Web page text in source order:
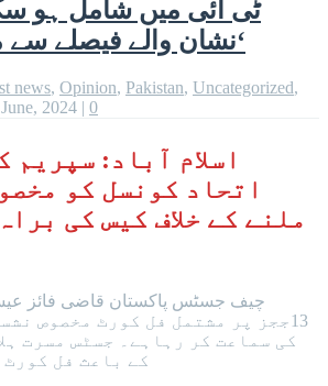
ٹی آئی میں شامل ہو
نشان والے فیصلے سے مس گائیڈکیاگیا‘
news, Opinion, Pakistan, Uncategorized,
2024 | 0
اسلام آباد: سپریم
اتحاد کونسل کو
ملنے کے خلاف کیس کی
چیف جسٹس پاکستان قاضی فائز
13ججز پر مشتمل فل کورٹ مخصوص
کی سماعت کر رہاہے۔ جسٹس مسرت
کے باعث فل کورٹ